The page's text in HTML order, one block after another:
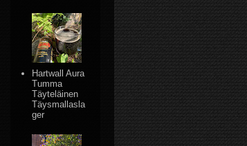
Hartwall Aura
Tumma
Täyteläinen
Täysmallasla
ger